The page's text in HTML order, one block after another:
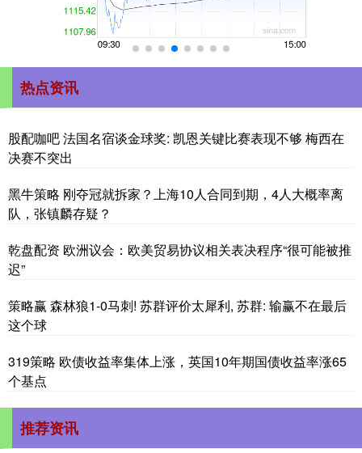
热点资讯
股配咖吧 法国名宿谈金球奖: 凯恩关键比赛表现不够 梅西在
决赛不突出
黑牛策略 刚夺冠就拆家？上海10人合同到期，4人大概率离
队，张镇麟存疑？
乾盘配资 欧洲议会：欧美贸易协议相关表决程序“很可能被推
迟”
策略赢 森林狼1-0马刺! 苏群评价太犀利, 苏群: 输赢不在最后
这个球
319策略 欧债收益率集体上涨，英国10年期国债收益率涨65
个基点
推荐资讯